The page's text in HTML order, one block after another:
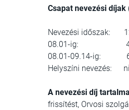
Csapat nevezési
Nevezési időszak:
08.01-ig: 4
08.01-09.14-ig:
Helyszíni nevezés:
A nevezési díj
frissítést, Orvosi